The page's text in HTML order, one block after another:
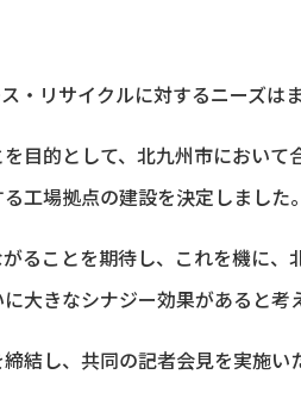
リサイクルに対するニーズはま
目的として、北九州市におい
工場拠点の建設を決定しました。
ることを期待し、これを機に
きなシナジー効果があると考
結し、共同の記者会見を実施い